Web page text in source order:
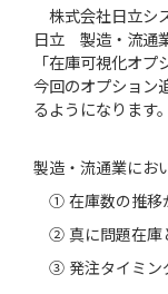
株式会社日立シ
日立 製造・流通
「在庫可視化オプ
今回のオプション
るようになります。
製造・流通業にお
① 在庫数の推移
② 真に問題在庫
③ 発注タイミン